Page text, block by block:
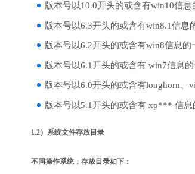
版本号以10.0开头的或含有win10信
版本号以6.3开头的或含有win8.1信息
版本号以6.2开头的或含有win8信息的
版本号以6.1开头的或含有 win7信息
版本号以6.0开头的或含有longhorn、
版本号以5.1开头的或含有 xp*** 信息
1.2）系统文件存放目录
不同操作系统，存放目录如下：